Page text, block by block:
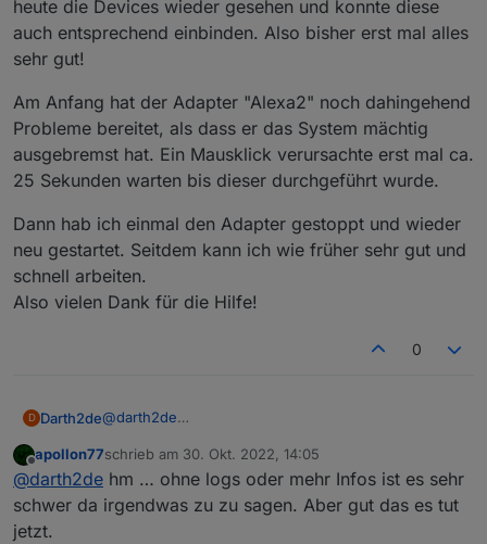
heute die Devices wieder gesehen und konnte diese
auch entsprechend einbinden. Also bisher erst mal alles
sehr gut!
Am Anfang hat der Adapter "Alexa2" noch dahingehend
Probleme bereitet, als dass er das System mächtig
ausgebremst hat. Ein Mausklick verursachte erst mal ca.
25 Sekunden warten bis dieser durchgeführt wurde.
Dann hab ich einmal den Adapter gestoppt und wieder
neu gestartet. Seitdem kann ich wie früher sehr gut und
schnell arbeiten.
Also vielen Dank für die Hilfe!
0
D Darth2de@darth2de
heute die Devices wieder gesehen und konnte diese
auch entsprechend einbinden. Also bisher erst mal
alles sehr gut!
Am Anfang hat der Adapter "Alexa2" noch
dahingehend Probleme bereitet, als dass er das
System mächtig ausgebremst hat. Ein Mausklick
verursachte erst mal ca. 25 Sekunden warten bis
Dann hab ich einmal den Adapter gestoppt und
wieder neu gestartet. Seitdem kann ich wie früher
Offline
apollon77schrieb am 30. Okt. 2022, 14:05
zuletzt editiert von
@darth2de hm … ohne logs oder mehr Infos ist es sehr
schwer da irgendwas zu zu sagen. Aber gut das es tut
jetzt.